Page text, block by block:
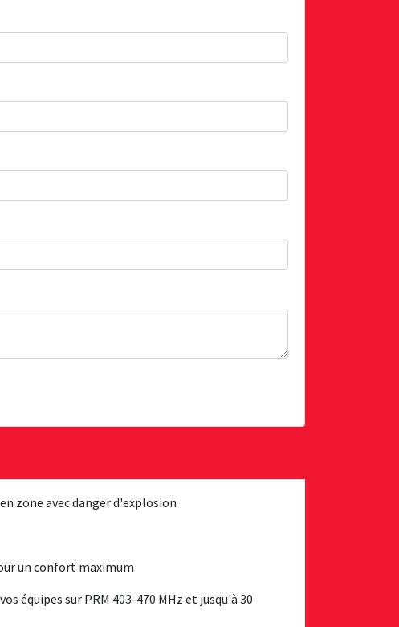
zone avec danger d'explosion
un confort maximum
équipes sur PRM 403-470 MHz et jusqu'à 30